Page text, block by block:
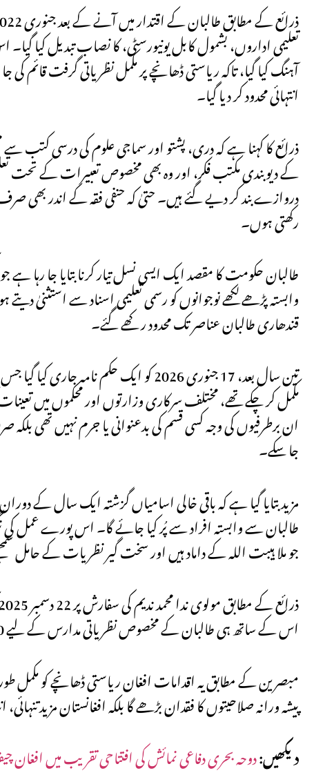
تعلیمی اداروں، بشمول کابل یونیورسٹی، کا نصاب تبدیل
آہنگ کیا گیا، تاکہ ریاستی ڈھانچے پر مکمل نظریاتی گرفت قائم
انتہائی محدود کر دیا گیا۔
کے دیوبندی مکتب فکر، اور وہ بھی مخصوص تعبیرات کے تحت
دروازے بند کر دیے گئے ہیں۔ حتیٰ کہ حنفی فقہ کے اندر بھی
رکھتی ہوں۔
طالبان حکومت کا مقصد ایک ایسی نسل تیار کرنا بتایا جا
وابستہ پڑھے لکھے نوجوانوں کو رسمی تعلیمی اسناد سے استثنیٰ
قندھاری طالبان عناصر تک محدود رکھے گئے۔
ان برطرفیوں کی وجہ کسی قسم کی بدعنوانی یا جرم نہیں تھی
جا سکے۔
مزید بتایا گیا ہے کہ باقی خالی اسامیاں گزشتہ ایک سال کے
طالبان سے وابستہ افراد سے پُر کیا جائے گا۔ اس پورے عمل کی
جو ملا ہیبت اللہ کے داماد ہیں اور سخت گیر نظریات کے حامل
اس کے ساتھ ہی طالبان کے مخصوص نظریاتی مدارس کے لیے 100 ہزار نئی اسامیاں قائم کرنے کا بھی فیصلہ کیا گیا۔
مبصرین کے مطابق یہ اقدامات افغان ریاستی ڈھانچے کو مکمل
پیشہ ورانہ صلاحیتوں کا فقدان بڑھے گا بلکہ افغانستان مزید
دیکھیں:دوحہ بحری دفاعی نمائش کی افتتاحی تقریب میں